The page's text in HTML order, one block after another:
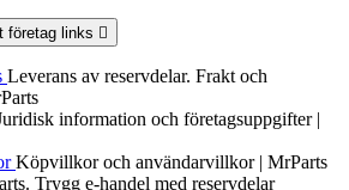
företag links 
Leverans av reservdelar. Frakt och
information och företagsuppgifter |
Köpvillkor och användarvillkor | MrParts
Trygg e-handel med reservdelar